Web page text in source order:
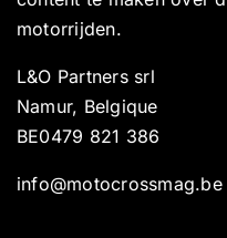
motorrijden.
L&O Partners srl
Namur, Belgique
BE0479 821 386
info@motocrossmag.be